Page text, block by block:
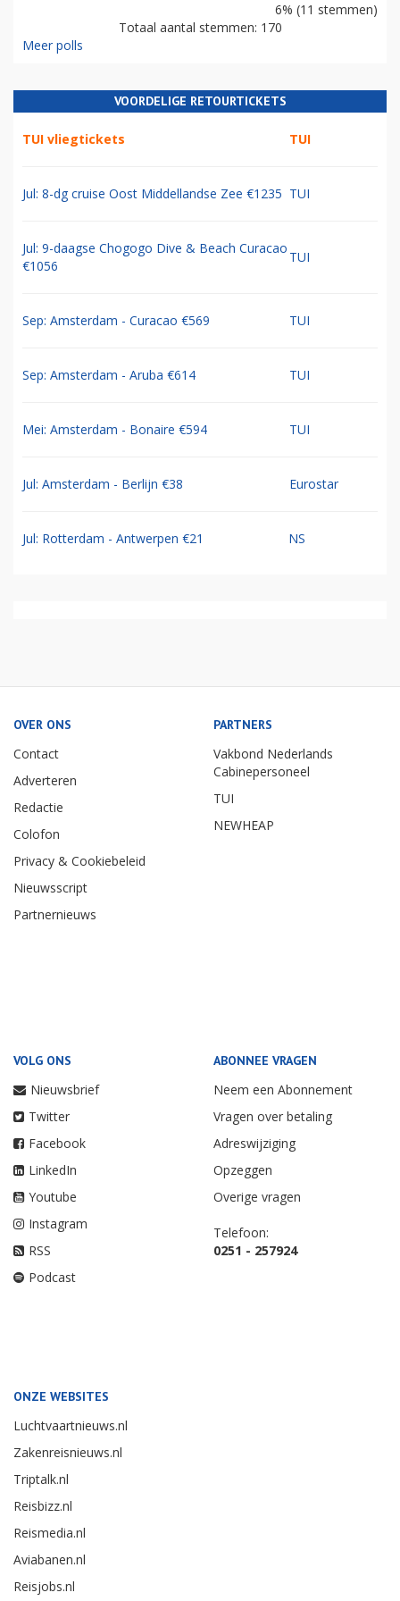
6% (11 stemmen)
Totaal aantal stemmen: 170
Meer polls
VOORDELIGE RETOURTICKETS
TUI vliegtickets TUI
Jul: 8-dg cruise Oost Middellandse Zee €1235 TUI
Jul: 9-daagse Chogogo Dive & Beach Curacao
€1056
TUI
Sep: Amsterdam - Curacao €569 TUI
Sep: Amsterdam - Aruba €614 TUI
Mei: Amsterdam - Bonaire €594 TUI
Jul: Amsterdam - Berlijn €38 Eurostar
Jul: Rotterdam - Antwerpen €21 NS
OVER ONS
Contact
Adverteren
Redactie
Colofon
Privacy & Cookiebeleid
Nieuwsscript
Partnernieuws
PARTNERS
Vakbond Nederlands
Cabinepersoneel
TUI
NEWHEAP
VOLG ONS
Nieuwsbrief
Twitter
Facebook
LinkedIn
Youtube
Instagram
RSS
Podcast
ABONNEE VRAGEN
Neem een Abonnement
Vragen over betaling
Adreswijziging
Opzeggen
Overige vragen
Telefoon:
0251 - 257924
ONZE WEBSITES
Luchtvaartnieuws.nl
Zakenreisnieuws.nl
Triptalk.nl
Reisbizz.nl
Reismedia.nl
Aviabanen.nl
Reisjobs.nl